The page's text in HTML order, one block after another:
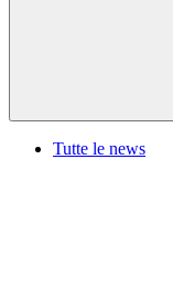
Tutte le news